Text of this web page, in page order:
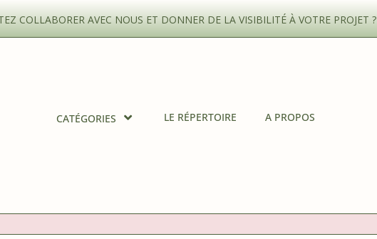
COLLABORER AVEC NOUS ET DONNER DE LA VISIBILITÉ À VOTRE PROJET ?
CATÉGORIES LE RÉPERTOIRE A PROPOS